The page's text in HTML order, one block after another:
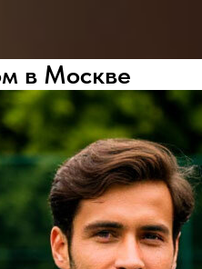
в Москве